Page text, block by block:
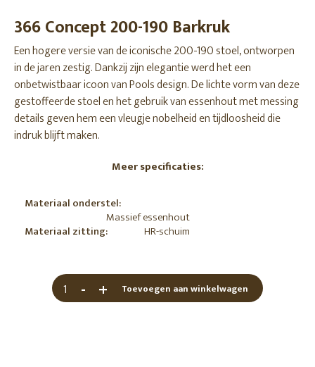
366 Concept 200-190 Barkruk
Een hogere versie van de iconische 200-190 stoel, ontworpen
in de jaren zestig. Dankzij zijn elegantie werd het een
onbetwistbaar icoon van Pools design. De lichte vorm van deze
gestoffeerde stoel en het gebruik van essenhout met messing
details geven hem een ​​vleugje nobelheid en tijdloosheid die
indruk blijft maken.
Meer specificaties:
Materiaal onderstel:
Massief essenhout
Materiaal zitting:
HR-schuim
+
- Toevoegen aan winkelwagen